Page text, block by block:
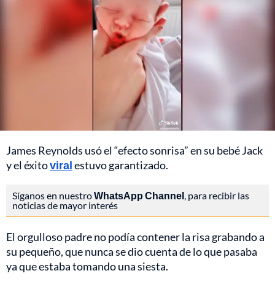
James Reynolds usó el “efecto sonrisa” en su bebé Jack
y el éxitoviralestuvo garantizado.
Síganos en nuestroWhatsApp Channel, para recibir las
noticias de mayor interés
El orgulloso padre no podía contener la risa grabando a
su pequeño, que nunca se dio cuenta de lo que pasaba
ya que estaba tomando una siesta.